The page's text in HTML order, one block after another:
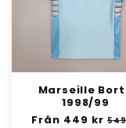
Marseille
1998/99
Ordinarie
Från 449 kr